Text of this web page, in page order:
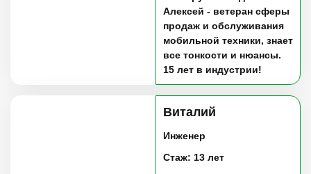
Алексей - ветеран сферы
продаж и обслуживания
мобильной техники, знает
все тонкости и нюансы.
15 лет в индустрии!
Виталий
Инженер
Стаж: 13 лет